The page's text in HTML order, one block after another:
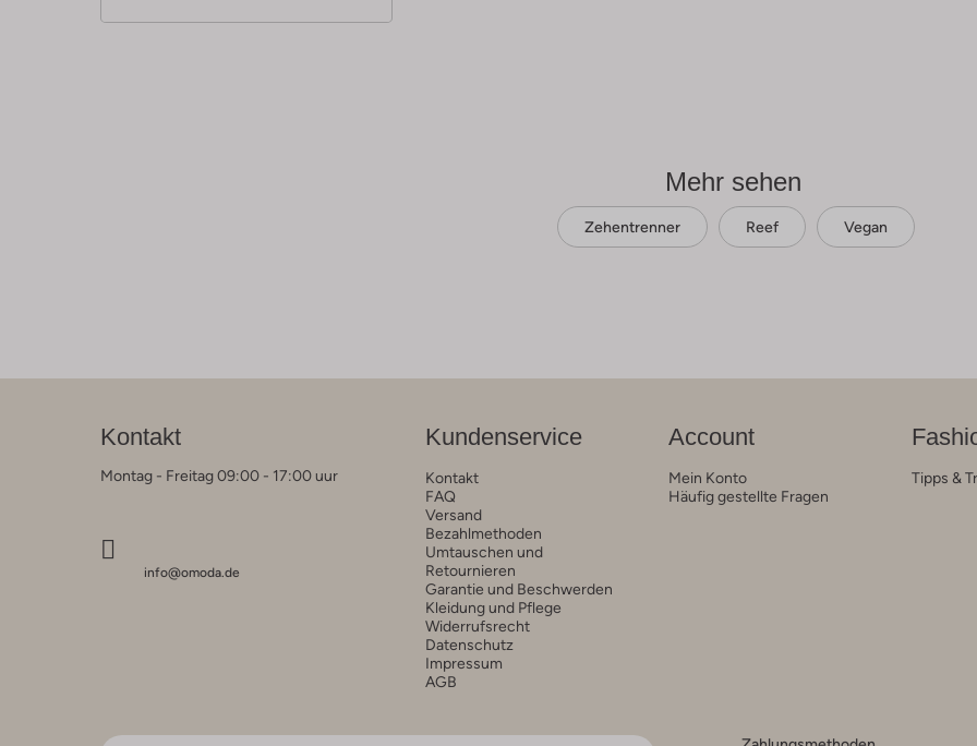
e
Mehr sehen
Zehentrenner Reef Vegan
Kontakt
Montag - Freitag 09:00 - 17:00 uur
info@omoda.de
Kundenservice
Kontakt
FAQ
Versand
Bezahlmethoden
Umtauschen und
Retournieren
Garantie und Beschwerden
Kleidung und Pflege
Widerrufsrecht
Datenschutz
Impressum
AGB
Account
Mein Konto
Häufig gestellte Fragen
Tipps &